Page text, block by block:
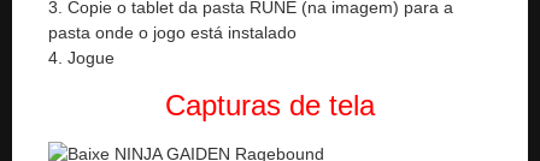
3. Copie o tablet da pasta RUNE (na imagem) para a
pasta onde o jogo está instalado
4. Jogue
Capturas de tela